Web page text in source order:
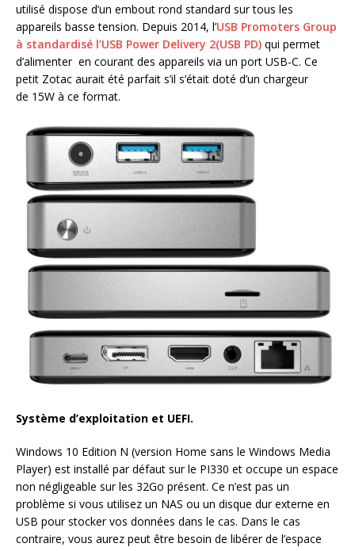
utilisé dispose d’un embout rond standard sur tous les
appareils basse tension. Depuis 2014, l’USB Promoters Group
à standardisé l’USB Power Delivery 2(USB PD) qui permet
d’alimenter en courant des appareils via un port USB-C. Ce
petit Zotac aurait été parfait s’il s’était doté d’un chargeur
de 15W à ce format.
Système d’exploitation et UEFI.
Windows 10 Edition N (version Home sans le Windows Media
Player) est installé par défaut sur le PI330 et occupe un espace
non négligeable sur les 32Go présent. Ce n’est pas un
problème si vous utilisez un NAS ou un disque dur externe en
USB pour stocker vos données dans le cas. Dans le cas
contraire, vous aurez peut être besoin de libérer de l’espace